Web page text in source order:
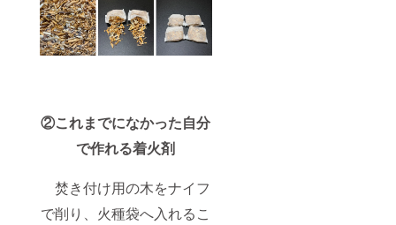
②これまでになかった自分
で作れる着火剤
焚き付け用の木をナイフ
で削り、火種袋へ入れるこ